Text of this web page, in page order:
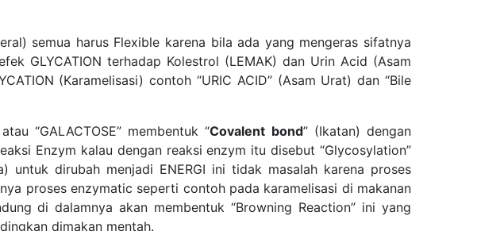
semua harus Flexible karena bila ada yang mengeras sifatnya
GLYCATION terhadap Kolestrol (LEMAK) dan Urin Acid (Asam
(Karamelisasi) contoh “URIC ACID” (Asam Urat) dan “Bile
“GALACTOSE” membentuk “Covalent bond” (Ikatan) dengan
Enzym kalau dengan reaksi enzym itu disebut “Glycosylation”
untuk dirubah menjadi ENERGI ini tidak masalah karena proses
proses enzymatic seperti contoh pada karamelisasi di makanan
di dalamnya akan membentuk “Browning Reaction” ini yang
dimakan mentah.